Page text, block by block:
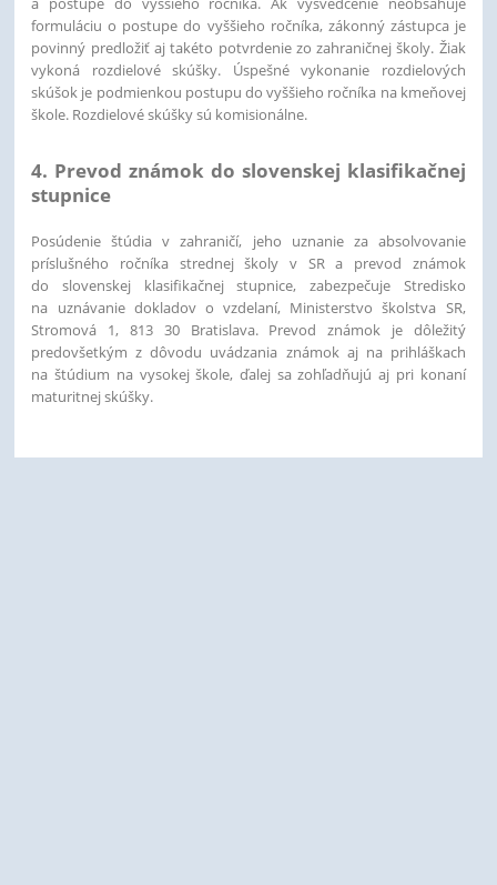
formuláciu o postupe do vyššieho ročníka, zákonný zástupca je
povinný predložiť aj takéto potvrdenie zo zahraničnej školy. Žiak
vykoná rozdielové skúšky. Úspešné vykonanie rozdielových
skúšok je podmienkou postupu do vyššieho ročníka na kmeňovej
škole. Rozdielové skúšky sú komisionálne.
4. Prevod známok do slovenskej klasifikačnej
stupnice
Posúdenie štúdia v zahraničí, jeho uznanie za absolvovanie
príslušného ročníka strednej školy v SR a prevod známok
do slovenskej klasifikačnej stupnice, zabezpečuje Stredisko
na uznávanie dokladov o vzdelaní, Ministerstvo školstva SR,
Stromová 1, 813 30 Bratislava. Prevod známok je dôležitý
predovšetkým z dôvodu uvádzania známok aj na prihláškach
na štúdium na vysokej škole, ďalej sa zohľadňujú aj pri konaní
maturitnej skúšky.